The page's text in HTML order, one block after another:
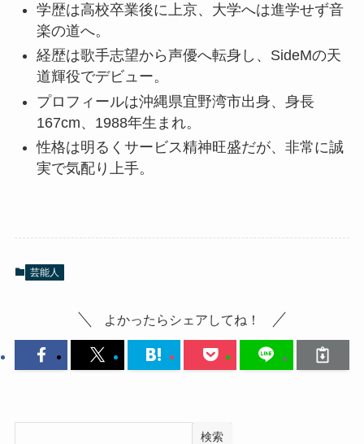
学歴は高校卒業後に上京、大学へは進学せず音
楽の道へ。
経歴は歌手志望から声優へ転身し、SideMの天
道輝役でデビュー。
プロフィールは沖縄県宜野湾市出身、身長
167cm、1988年生まれ。
性格は明るくサービス精神旺盛だが、非常に誠
実で気配り上手。
芸能人
よかったらシェアしてね！
検索